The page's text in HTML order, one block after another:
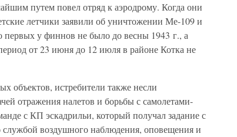
путем повел отряд к аэродрому. Когда они
летчики заявили об уничтожении Ме-109 и
первых у финнов не было до весны 1943 г., а
от 23 июня до 12 июля в районе Котка не
объектов, истребители также несли
отражения налетов и борьбы с самолетами-
с КП эскадрильи, который получал задание с
воздушного наблюдения, оповещения и